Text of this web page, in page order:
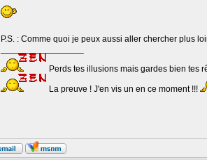
P.S. : Comme quoi je peux aussi aller chercher plus
Perds tes illusions mais gardes bien tes
La preuve ! J'en vis un en ce moment !!!